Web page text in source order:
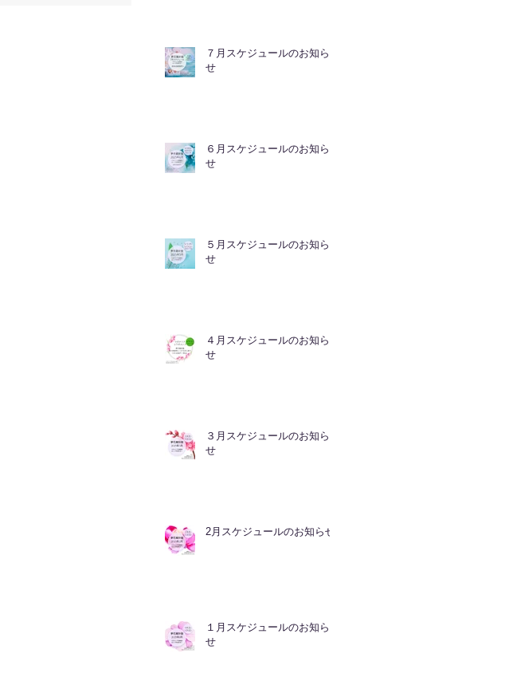
７月スケジュールのお知ら
せ
６月スケジュールのお知ら
せ
５月スケジュールのお知ら
せ
４月スケジュールのお知ら
せ
３月スケジュールのお知ら
せ
2月スケジュールのお知らせ
１月スケジュールのお知ら
せ